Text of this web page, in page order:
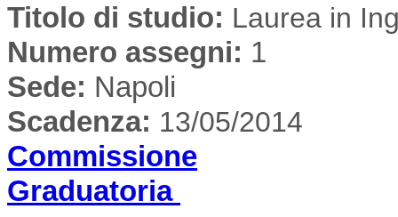
Titolo di studio: Laurea in
Numero assegni: 1
Sede: Napoli
Scadenza: 13/05/2014
Commissione
Graduatoria